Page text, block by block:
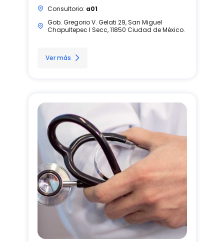
Consultorio: a01
Gob. Gregorio V. Gelati 29, San Miguel
Chapultepec I Secc, 11850 Ciudad de México.
Ver más